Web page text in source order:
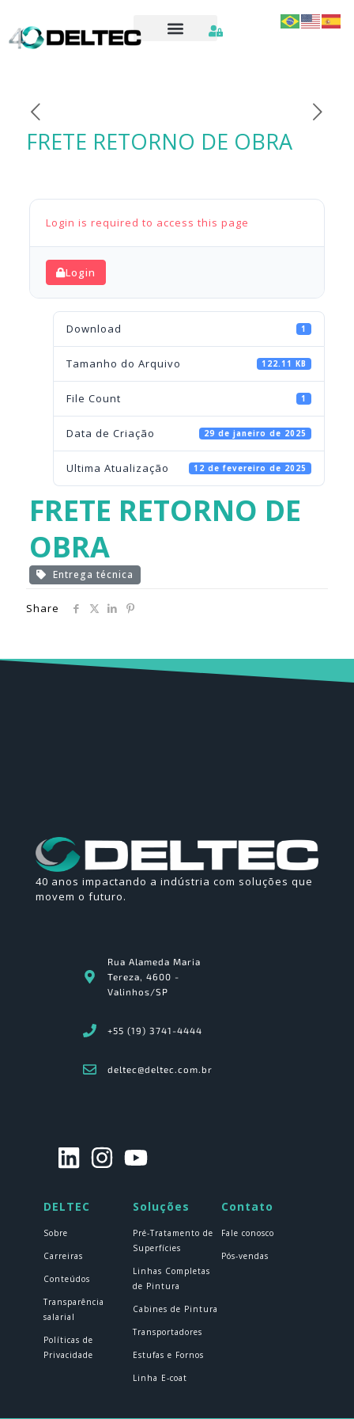
FRETE RETORNO DE OBRA
Login is required to access this page
Login
Download 1
Tamanho do Arquivo 122.11 KB
File Count 1
Data de Criação 29 de janeiro de 2025
Ultima Atualização 12 de fevereiro de 2025
FRETE RETORNO DE
OBRA
Entrega técnica
Share
40 anos impactando a indústria com soluções que
movem o futuro.
Rua Alameda Maria
Tereza, 4600 -
Valinhos/SP
+55 (19) 3741-4444
deltec@deltec.com.br
DELTEC Soluções Contato
Sobre
Carreiras
Conteúdos
Transparência
salarial
Políticas de
Privacidade
Pré-Tratamento de
Superfícies
Linhas Completas
de Pintura
Cabines de Pintura
Transportadores
Estufas e Fornos
Linha E-coat
Fale conosco
Pós-vendas